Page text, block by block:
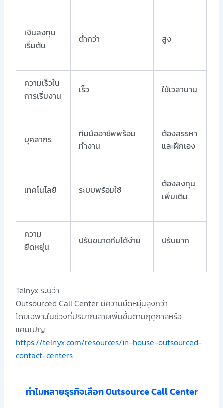
เงินลงทุน
เริ่มต้น
ต่ำกว่า สูง
ความเร็วใน
การเริ่มงาน
เร็ว ใช้เวลานาน
บุคลากร
ทีมมืออาชีพพร้อม
ทำงาน
ต้องสรรหา
และฝึกเอง
เทคโนโลยี ระบบพร้อมใช้
ต้องลงทุน
เพิ่มเติม
ความ
ยืดหยุ่น
ปรับขนาดทีมได้ง่าย ปรับยาก
Telnyx ระบุว่า
Outsourced Call Center มีความยืดหยุ่นสูงกว่า
โดยเฉพาะในช่วงที่ปริมาณสายเพิ่มขึ้นตามฤดูกาลหรือ
แคมเปญ
https://telnyx.com/resources/in-house-outsourced-
contact-centers
ทำไมหลายธุรกิจเลือก Outsource Call Center